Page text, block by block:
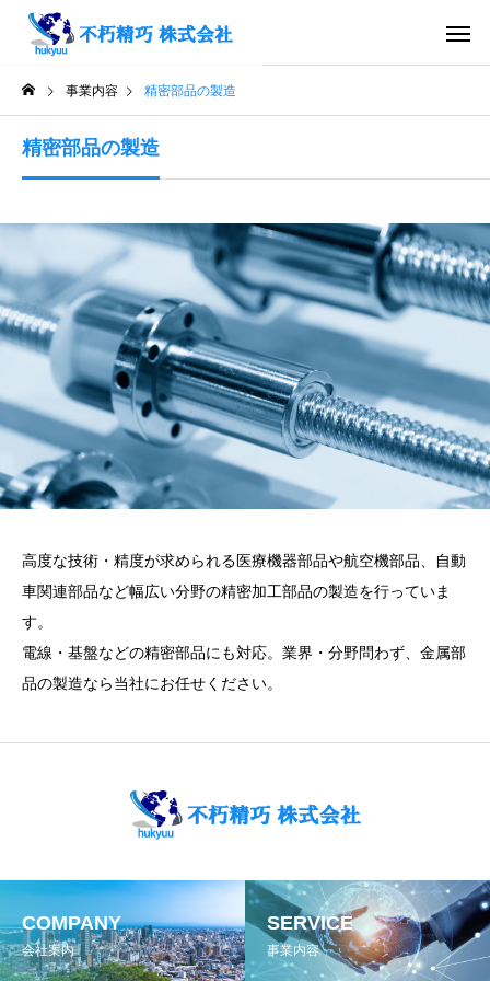
事業内容 精密部品の製造
精密部品の製造
高度な技術・精度が求められる医療機器部品や航空機部品、自動
車関連部品など幅広い分野の精密加工部品の製造を行っていま
す。
電線・基盤などの精密部品にも対応。業界・分野問わず、金属部
品の製造なら当社にお任せください。
COMPANY
会社案内
SERVICE
事業内容